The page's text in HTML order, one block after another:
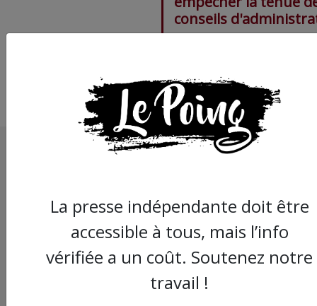
conseils
La presse indépendante doit être
accessible à tous, mais l’info
vérifiée a un coût. Soutenez notre
travail !